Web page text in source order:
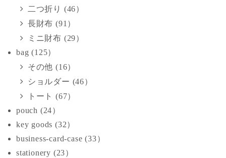
ジ
送
り
二つ折り (46）
長財布 (91）
ミニ財布 (29）
bag (125）
その他 (16）
ショルダー (46）
トート (67）
pouch (24）
key goods (32）
business-card-case (33）
stationery (23）